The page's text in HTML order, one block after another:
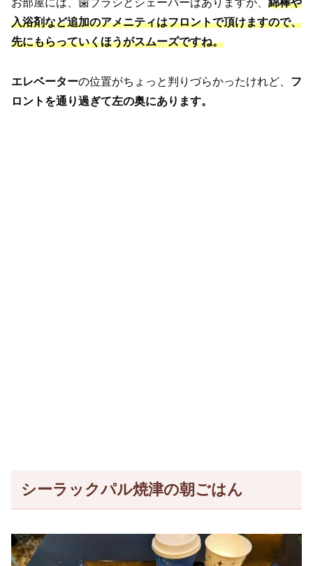
入浴剤など追加のアメニティはフロントで頂けますので、
先にもらっていくほうがスムーズですね。
エレベーターの位置がちょっと判りづらかったけれど、 フ
ロントを通り過ぎて左の奥にあります。
シーラックパル焼津の朝ごはん